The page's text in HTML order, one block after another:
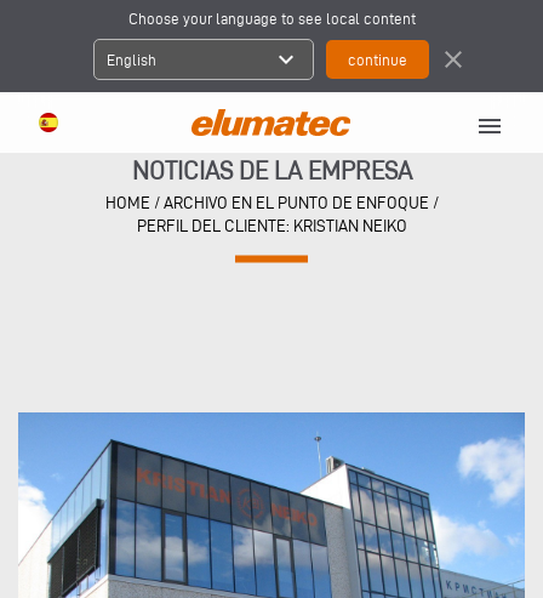
Choose your language to see local content
English expand_more close
menu
NOTICIAS DE LA EMPRESA
HOME / ARCHIVO EN EL PUNTO DE ENFOQUE /
PERFIL DEL CLIENTE: KRISTIAN NEIKO